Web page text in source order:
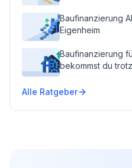
Baufinanzierung
Eigenheim
Baufinanzierung
bekommst du
Alle Ratgeber